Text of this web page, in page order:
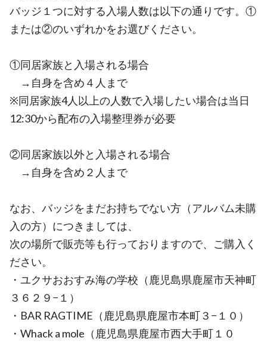
バッジ１つに対する入場人数は以下の通りです。①
または②のいずれかをお選びください。
①同居家族と入場される場合
→自身を含め４人まで
※同居家族4人以上の人数で入場したい場合は当日
12:30から配布の入場整理券が必要
②同居家族以外と入場される場合
→自身を含め２人まで
なお、バッジをまだお持ちでない方（アルバム未購
入の方）につきましては、
次の場所で販売等も行っておりますので、ご購入く
ださい。
・ユクサおおすみ海の学校（鹿児島県鹿屋市天神町
３６２９−１）
・BAR RAGTIME（鹿児島県鹿屋市本町３−１０）
・Whack a mole（鹿児島県鹿屋市西大手町１０